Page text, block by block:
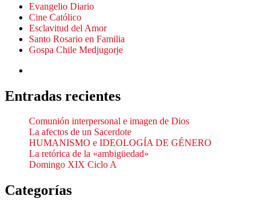
Evangelio Diario
Cine Católico
Esclavitud del Amor
Santo Rosario en Familia
Gospa Chile Medjugorje
Entradas recientes
Comunión interpersonal e imagen de Dios
La afectos de un Sacerdote
HUMANISMO e IDEOLOGÍA DE GÉNERO
La retórica de la «ambigüedad»
Domingo XIX Ciclo A
Categorías